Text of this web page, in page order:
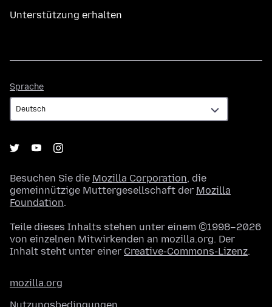
Unterstützung erhalten
Sprache
Besuchen Sie die Mozilla Corporation, die
gemeinnützige Muttergesellschaft der Mozilla
Foundation.
Teile dieses Inhalts stehen unter einem ©1998–2026
von einzelnen Mitwirkenden an mozilla.org. Der
Inhalt steht unter einer Creative-Commons-Lizenz.
mozilla.org